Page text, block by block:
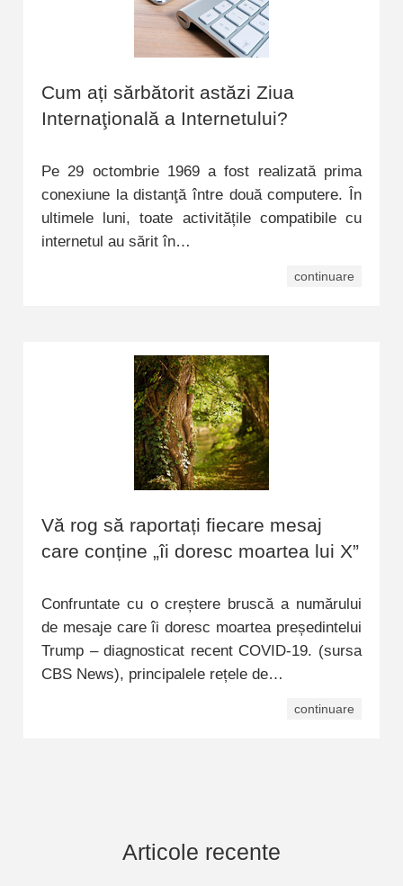
Cum ați sărbătorit astăzi Ziua
Internaţională a Internetului?
Pe 29 octombrie 1969 a fost realizată prima
conexiune la distanţă între două computere. În
ultimele luni, toate activitățile compatibile cu
internetul au sărit în…
continuare
Vă rog să raportați fiecare mesaj
care conține „îi doresc moartea lui X”
Confruntate cu o creștere bruscă a numărului
de mesaje care îi doresc moartea președintelui
Trump – diagnosticat recent COVID-19. (sursa
CBS News), principalele rețele de…
continuare
Articole recente